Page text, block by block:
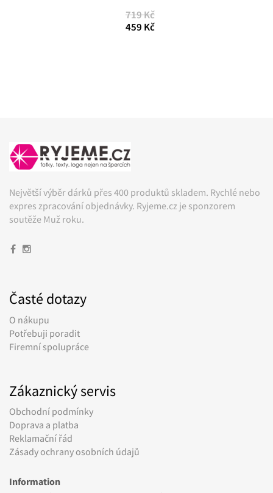
719 Kč
459 Kč
Největší výběr dárků přes 400 produktů skladem. Rychlé nebo
expres zpracování objednávky. Ryjeme.cz je sponzorem
soutěže Muž roku.
Časté dotazy
O nákupu
Potřebuji poradit
Firemní spolupráce
Zákaznický servis
Obchodní podmínky
Doprava a platba
Reklamační řád
Zásady ochrany osobních údajů
Information